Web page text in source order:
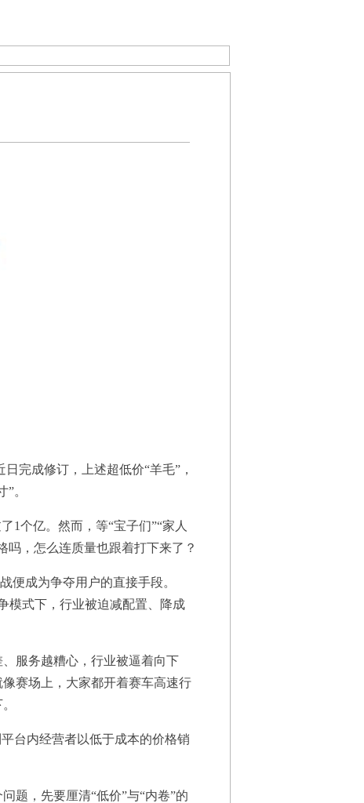
完成修订，上述超低价“羊毛”，
。
1个亿。然而，等“宝子们”“家人
吗，怎么连质量也跟着打下来了？
便成为争夺用户的直接手段。
模式下，行业被迫减配置、降成
服务越糟心，行业被逼着向下
赛场上，大家都开着赛车高速行
台内经营者以低于成本的价格销
题，先要厘清“低价”与“内卷”的